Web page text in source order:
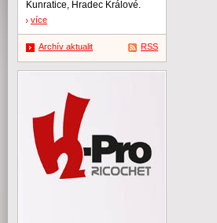
Kunratice, Hradec Králové.
více
Archív aktualit RSS